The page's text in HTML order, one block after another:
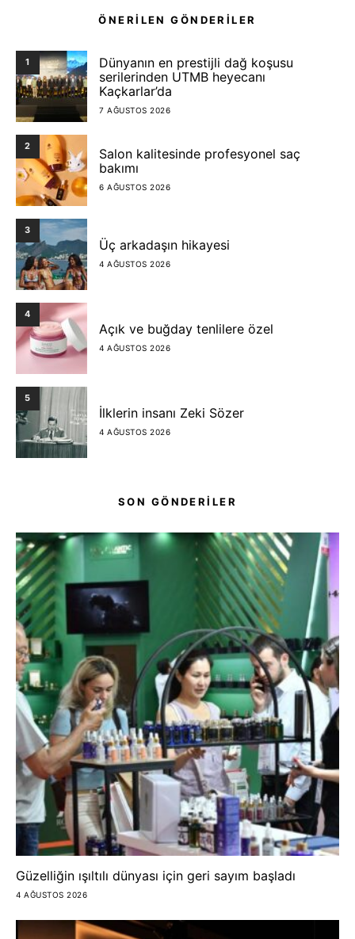
ÖNERİLEN GÖNDERİLER
1
Dünyanın en prestijli dağ koşusu
serilerinden UTMB heyecanı
Kaçkarlar’da
7 AĞUSTOS 2026
2
Salon kalitesinde profesyonel saç
bakımı
6 AĞUSTOS 2026
3
Üç arkadaşın hikayesi
4 AĞUSTOS 2026
4
Açık ve buğday tenlilere özel
4 AĞUSTOS 2026
5
İlklerin insanı Zeki Sözer
4 AĞUSTOS 2026
SON GÖNDERİLER
Güzelliğin ışıltılı dünyası için geri sayım başladı
4 AĞUSTOS 2026